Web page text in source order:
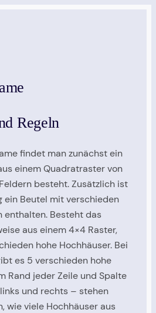
Regeln
findet man zunächst ein
einem Quadratraster von
besteht. Zusätzlich ist
ein Beutel mit verschieden
enthalten. Besteht das
aus einem 4×4 Raster,
hohe Hochhäuser. Bei
es 5 verschieden hohe
Rand jeder Zeile und Spalte
und rechts – stehen
wie viele Hochhäuser aus